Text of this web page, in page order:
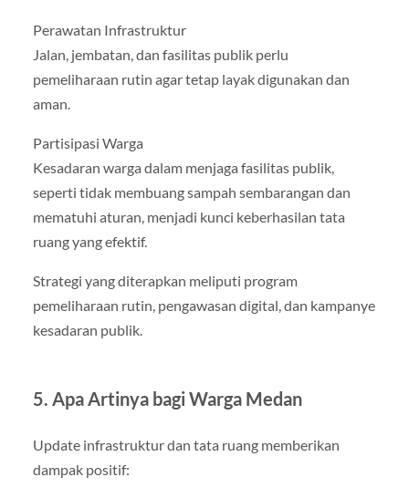
Perawatan Infrastruktur
Jalan, jembatan, dan fasilitas publik perlu
pemeliharaan rutin agar tetap layak digunakan dan
aman.
Partisipasi Warga
Kesadaran warga dalam menjaga fasilitas publik,
seperti tidak membuang sampah sembarangan dan
mematuhi aturan, menjadi kunci keberhasilan tata
ruang yang efektif.
Strategi yang diterapkan meliputi program
pemeliharaan rutin, pengawasan digital, dan kampanye
kesadaran publik.
5. Apa Artinya bagi Warga Medan
Update infrastruktur dan tata ruang memberikan
dampak positif: